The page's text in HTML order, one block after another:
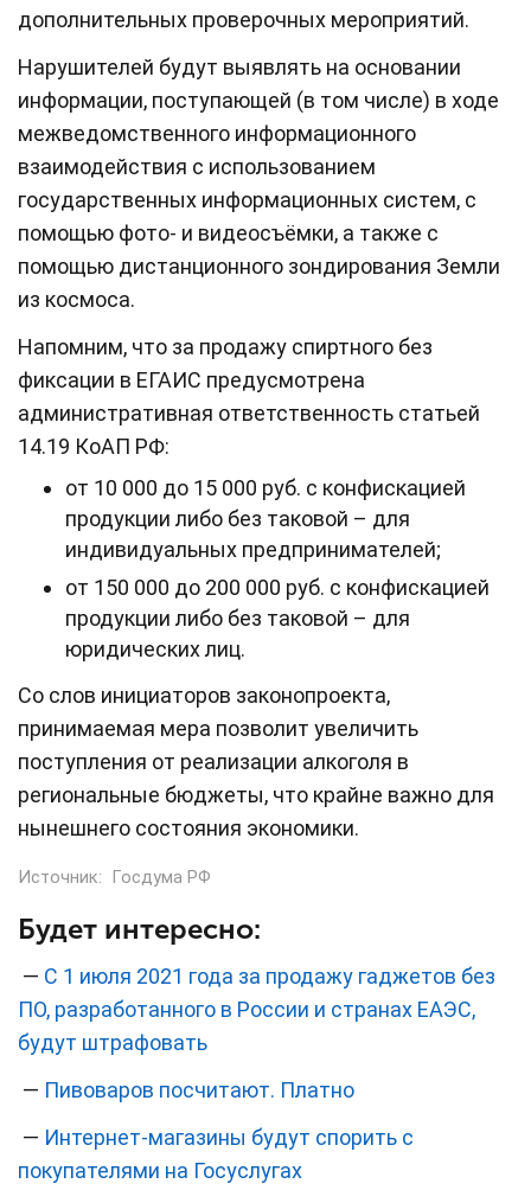
дополнительных проверочных мероприятий.
Нарушителей будут выявлять на основании
информации, поступающей (в том числе) в ходе
межведомственного информационного
взаимодействия с использованием
государственных информационных систем, с
помощью фото- и видеосъёмки, а также с
помощью дистанционного зондирования Земли
из космоса.
Напомним, что за продажу спиртного без
фиксации в ЕГАИС предусмотрена
административная ответственность статьей
14.19 КоАП РФ:
от 10 000 до 15 000 руб. с конфискацией
продукции либо без таковой – для
индивидуальных предпринимателей;
от 150 000 до 200 000 руб. с конфискацией
продукции либо без таковой – для
юридических лиц.
Со слов инициаторов законопроекта,
принимаемая мера позволит увеличить
поступления от реализации алкоголя в
региональные бюджеты, что крайне важно для
нынешнего состояния экономики.
Источник: Госдума РФ
Будет интересно:
— С 1 июля 2021 года за продажу гаджетов без
ПО, разработанного в России и странах ЕАЭС,
будут штрафовать
— Пивоваров посчитают. Платно
— Интернет-магазины будут спорить с
покупателями на Госуслугах